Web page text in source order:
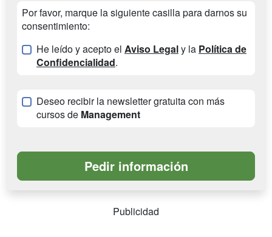
Por favor, marque la siguiente casilla para darnos su
consentimiento:
He leído y acepto el Aviso Legaly la Política de
Confidencialidad.
Deseo recibir la newsletter gratuita con más
cursos de Management
Publicidad